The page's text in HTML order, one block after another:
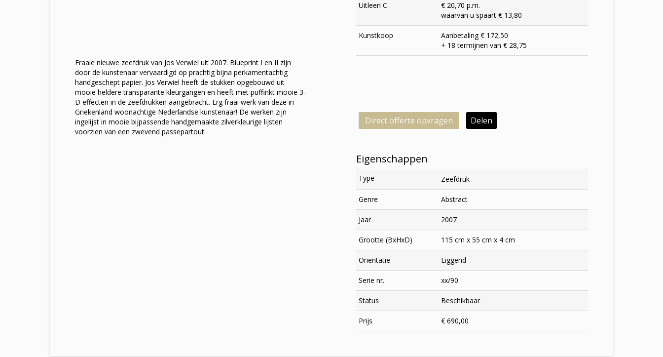
Fraaie nieuwe zeefdruk van Jos Verwiel uit 2007. Blueprint I en II zijn
door de kunstenaar vervaardigd op prachtig bijna perkamentachtig
handgeschept papier. Jos Verwiel heeft de stukken opgebouwd uit
mooie heldere transparante kleurgangen en heeft met puffinkt mooie 3-
D effecten in de zeefdrukken aangebracht. Erg fraai werk van deze in
Griekenland woonachtige Nederlandse kunstenaar! De werken zijn
ingelijst in mooie bijpassende handgemaakte zilverkleurige lijsten
voorzien van een zwevend passepartout.
Uitleen C
€ 20,70 p.m.
waarvan u spaart € 13,80
Kunstkoop
Aanbetaling € 172,50
+ 18 termijnen van € 28,75
Direct offerte opvragen Delen
Eigenschappen
Type Zeefdruk
Genre Abstract
Jaar 2007
Grootte (BxHxD) 115 cm x 55 cm x 4 cm
Oriëntatie Liggend
Serie nr. xx/90
Status Beschikbaar
Prijs € 690,00
×